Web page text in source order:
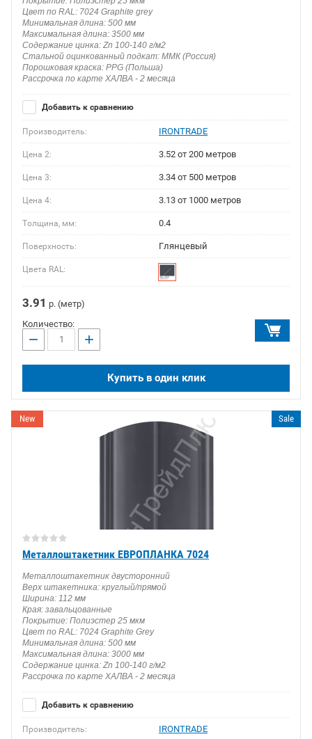
Цвет по RAL: 7024 Graphite grey
Минимальная длина: 500 мм
Максимальная длина: 3500 мм
Содержание цинка: Zn 100-140 г/м2
Стальной оцинкованный подкат: ММК (Россия)
Порошковая краска: PPG (Польша)
Рассрочка по карте ХАЛВА - 2 месяца
Добавить к сравнению
Производитель: IRONTRADE
Цена 2: 3.52 от 200 метров
Цена 3: 3.34 от 500 метров
Цена 4: 3.13 от 1000 метров
Толщина, мм: 0.4
Поверхность: Глянцевый
Цвета RAL:
3.91 р. (метр)
Количество:
− +
Купить в один клик
New Sale
Металлоштакетник ЕВРОПЛАНКА 7024
Металлоштакетник двусторонний
Верх штакетника: круглый/прямой
Ширина: 112 мм
Края: завальцованные
Покрытие: Полиэстер 25 мкм
Цвет по RAL: 7024 Graphite Grey
Минимальная длина: 500 мм
Максимальная длина: 3000 мм
Содержание цинка: Zn 100-140 г/м2
Рассрочка по карте ХАЛВА - 2 месяца
Добавить к сравнению
Производитель: IRONTRADE